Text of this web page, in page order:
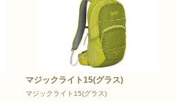
マジックライト15(グラス)
マジックライト15(グラス)